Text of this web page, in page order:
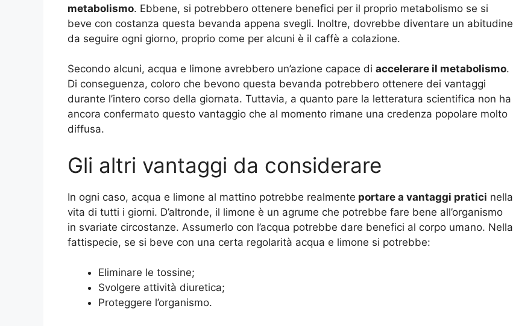
metabolismo. Ebbene, si potrebbero ottenere benefici per il proprio metabolismo se si
beve con costanza questa bevanda appena svegli. Inoltre, dovrebbe diventare un abitudine
da seguire ogni giorno, proprio come per alcuni è il caffè a colazione.
Secondo alcuni, acqua e limone avrebbero un’azione capace di accelerare il metabolismo.
Di conseguenza, coloro che bevono questa bevanda potrebbero ottenere dei vantaggi
durante l’intero corso della giornata. Tuttavia, a quanto pare la letteratura scientifica non ha
ancora confermato questo vantaggio che al momento rimane una credenza popolare molto
diffusa.
Gli altri vantaggi da considerare
In ogni caso, acqua e limone al mattino potrebbe realmente portare a vantaggi pratici nella
vita di tutti i giorni. D’altronde, il limone è un agrume che potrebbe fare bene all’organismo
in svariate circostanze. Assumerlo con l’acqua potrebbe dare benefici al corpo umano. Nella
fattispecie, se si beve con una certa regolarità acqua e limone si potrebbe:
Eliminare le tossine;
Svolgere attività diuretica;
Proteggere l’organismo.